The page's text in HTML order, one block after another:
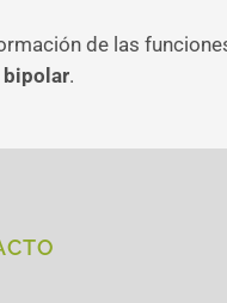
de las
.